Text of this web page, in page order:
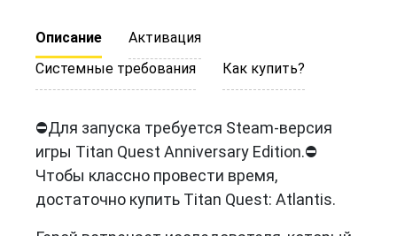
Описание
Активация
Системные требования
Как купить?
⛔Для запуска требуется Steam-версия
игры Titan Quest Anniversary Edition.⛔
Чтобы классно провести время,
достаточно купить Titan Quest: Atlantis.